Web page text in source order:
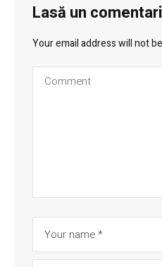
Lasă un
Your email address will not